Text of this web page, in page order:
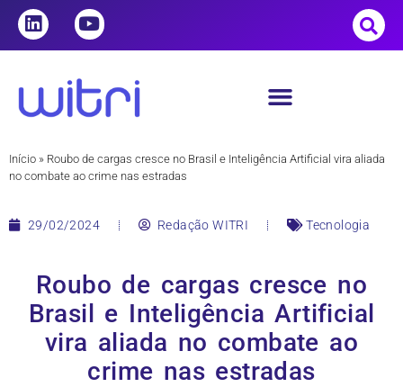
Início » Roubo de cargas cresce no Brasil e Inteligência Artificial vira aliada
no combate ao crime nas estradas
29/02/2024 Redação WITRI Tecnologia
Roubo de cargas cresce no
Brasil e Inteligência Artificial
vira aliada no combate ao
crime nas estradas